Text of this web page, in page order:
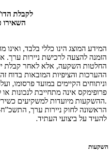
לקבלת
השאירו
המידע המוצג הינו כללי בלבד,
הזמנה להצעה לרכישת ניירות ערך.
החלטות השקעה, אלא לאחר קבלת
ההערכות והציפיות המובאות בדוח
וניתוחים הקיימים במועד פרסומו,
פרופימקס אינה מתחייבת לנכונות או
.ההשקעות מיועדות למשקיעים
להעיד על ביצועי העתיד.
השקעות